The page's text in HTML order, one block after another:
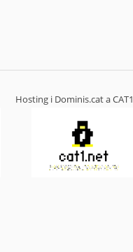
Hosting i Dominis.cat a